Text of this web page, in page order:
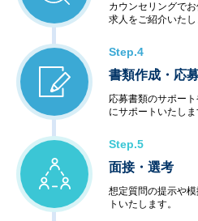
カウンセリングで
求人をご紹介いたし
Step.4
書類作成・応
応募書類のサポー
にサポートいたしま
Step.5
面接・選考
想定質問の提示や
トいたします。